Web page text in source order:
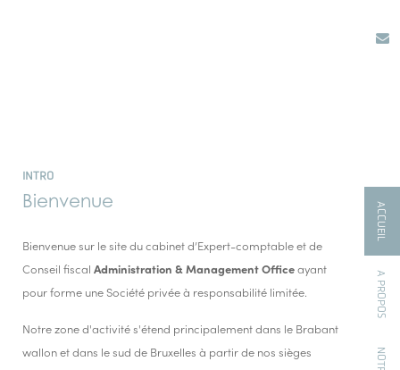
ACCUEIL
A PROPOS
INTRO
Bienvenue
Bienvenue sur le site du cabinet d’Expert-comptable et de
Conseil fiscal Administration & Management Officeayant
pour forme une Société privée à responsabilité limitée.
Notre zone d'activité s'étend principalement dans le Brabant
wallon et dans le sud de Bruxelles à partir de nos sièges